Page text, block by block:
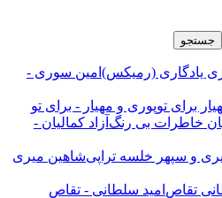
جستجو
امین سوری -
پوری و مهیار - برای تو
آزاد کمالیان -
شاهین میری
امید سلطانی - تقاص